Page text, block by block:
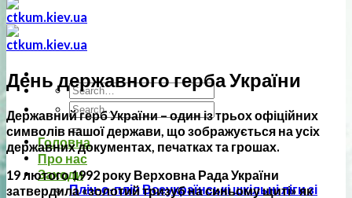
Головна
Про нас
Заходи
Пліч-о-пліч Всеукраїнські шкільні ліги зі
День державного герба України
Державний герб України – один із трьох офіційних
символів нашої держави, що зображується на усіх
державних документах, печатках та грошах.
19 лютого 1992 року Верховна Рада України
затвердила «золотий тризуб на синьому щиті»як